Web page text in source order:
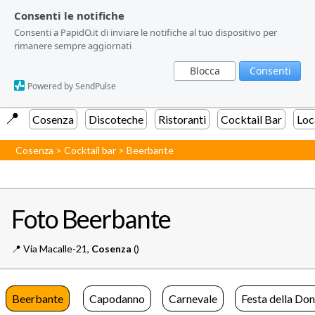
Consenti le notifiche
Consenti a PapidO.it di inviare le notifiche al tuo dispositivo per
rimanere sempre aggiornati
Blocca Consenti
Powered by SendPulse
Consenti le notifiche
Consenti a PapidO.it di inviare le notifiche al tuo dispositivo per
rimanere sempre aggiornati
Blocca Consenti
Powered by SendPulse
📍️ Cosenza Discoteche Ristoranti Cocktail Bar
Cosenza >Cocktail bar >Beerbante
Foto Beerbante
📍️ Via Macalle-21, Cosenza ()
Beerbante Capodanno Carnevale Festa della